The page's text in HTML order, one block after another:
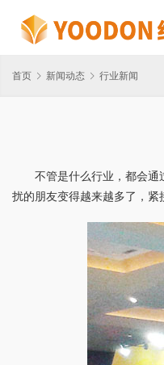
首页 新闻动态 行业新闻
不管是什么行业，都会
扰的朋友变得越来越多了，紧